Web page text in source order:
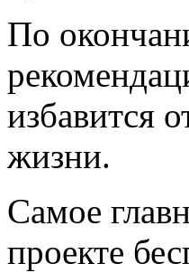
По
избавится
жизни.
Самое
проекте